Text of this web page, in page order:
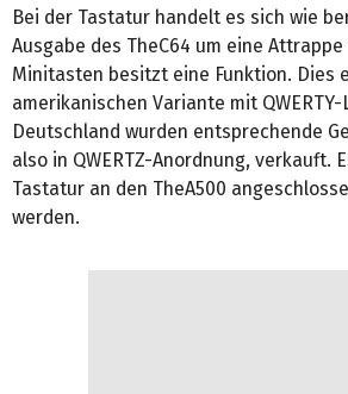
Bei der Tastatur handelt es sich wie
Ausgabe des TheC64 um eine
Minitasten besitzt eine Funktion. Dies
amerikanischen Variante mit
Deutschland wurden entsprechende
also in QWERTZ-Anordnung, verkauft.
Tastatur an den TheA500
werden.